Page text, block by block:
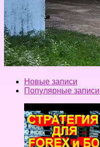
Новые записи
Популярные записи